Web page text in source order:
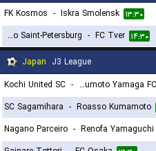
FK Kosmos - Iskra Smolensk ۱۳:۳۰
Dinamo Saint-Petersburg
- FC Tver ۱۴:۳۰
Japan J3 League
Kochi United SC - Matsumoto Yamaga FC
SC Sagamihara - Roasso Kumamoto
Nagano Parceiro - Renofa Yamaguchi